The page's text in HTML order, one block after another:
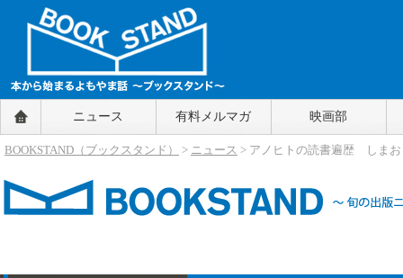
BOOKSTAND（ブックスタンド）
～本から始まるよもやま話～
BOOKSTAND（ブ
ニュース 有料メルマガ 映画部
BOOKSTAND（ブックスタンド） > ニュース > アノヒトの読書遍歴 しまお